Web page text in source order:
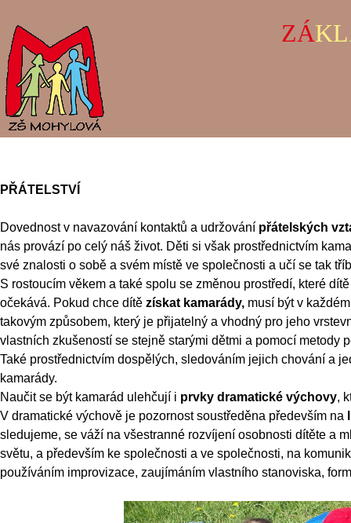
ZÁKL
PŘÁTELSTVÍ
Dovednost v navazování kontaktů a udržování přátelských
nás provází po celý náš život. Děti si však prostřednictvím
své znalosti o sobě a svém místě ve společnosti a učí se tak
S rostoucím věkem a také spolu se změnou prostředí, které
očekává. Pokud chce dítě získat kamarády, musí být v
takovým způsobem, který je přijatelný a vhodný pro jeho
vlastních zkušeností se stejně starými dětmi a pomocí metody
Také prostřednictvím dospělých, sledováním jejich chování a
kamarády.
Naučit se být kamarád ulehčují i prvky dramatické výchovy,
V dramatické výchově je pozornost soustředěna především na
sledujeme, se váží na všestranné rozvíjení osobnosti dítěte a
světu, a především ke společnosti a ve společnosti, na
používáním improvizace, zaujímáním vlastního stanoviska,